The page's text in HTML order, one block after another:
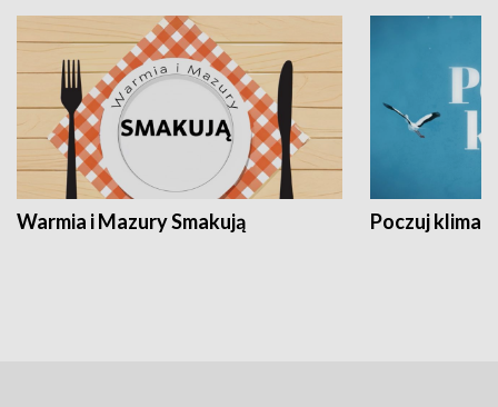
Warmia i Mazury Smakują Poczuj klimat